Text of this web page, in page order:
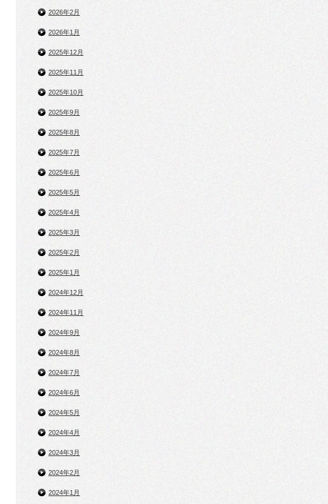
2026年2月
2026年1月
2025年12月
2025年11月
2025年10月
2025年9月
2025年8月
2025年7月
2025年6月
2025年5月
2025年4月
2025年3月
2025年2月
2025年1月
2024年12月
2024年11月
2024年9月
2024年8月
2024年7月
2024年6月
2024年5月
2024年4月
2024年3月
2024年2月
2024年1月